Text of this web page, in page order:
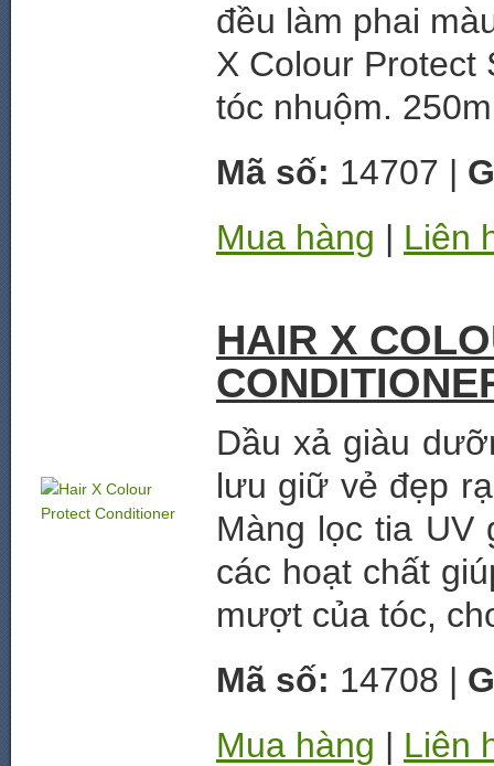
đều làm phai
X Colour Protect
tóc nhuộm.
Mã số: 14707 |
Mua hàng | Liên
HAIR X
Dầu xả giàu
lưu giữ vẻ đẹp
Màng lọc tia UV
các hoạt chất
mượt của tóc,
Mã số: 14708 |
Mua hàng | Liên